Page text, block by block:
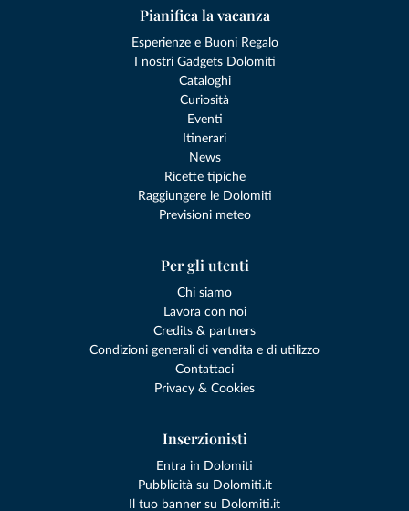
Pianifica la vacanza
Esperienze e Buoni Regalo
I nostri Gadgets Dolomiti
Cataloghi
Curiosità
Eventi
Itinerari
News
Ricette tipiche
Raggiungere le Dolomiti
Previsioni meteo
Per gli utenti
Chi siamo
Lavora con noi
Credits & partners
Condizioni generali di vendita e di utilizzo
Contattaci
Privacy & Cookies
Inserzionisti
Entra in Dolomiti
Pubblicità su Dolomiti.it
Il tuo banner su Dolomiti.it